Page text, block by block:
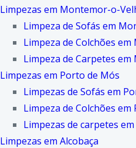
Limpezas em Montemor-o-
Limpeza de Sofás em
Limpeza de Colchões
Limpeza de Carpetes
Limpezas em Porto de Mós
Limpezas de Sofás em
Limpeza de Colchões
Limpezas de carpetes
Limpezas em Alcobaça